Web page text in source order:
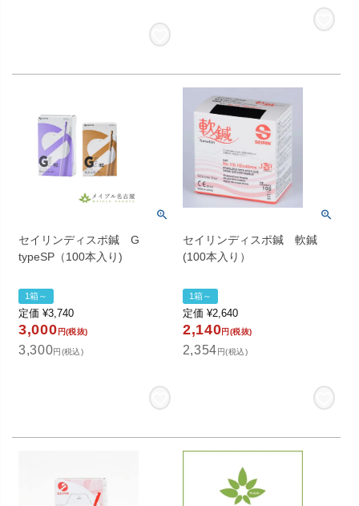
セイリンディスポ鍼 G
typeSP（100本入り)
1箱～
定価 ¥3,740
3,000 円(税抜)
3,300円(税込)
セイリンディスポ鍼 軟鍼
(100本入り）
1箱～
定価 ¥2,640
2,140円(税抜)
2,354 円(税込)